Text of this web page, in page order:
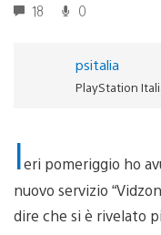
18 0
psitalia
PlayStation
Ieri pomeriggio ho
nuovo servizio
dire che si è rivelato